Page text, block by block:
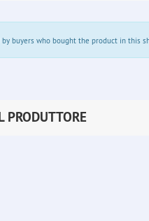
buyers who bought the product in this
PRODUTTORE